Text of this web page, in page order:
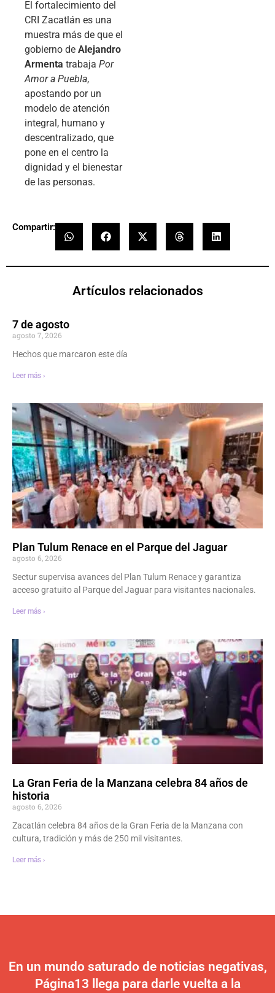
El fortalecimiento del
CRI Zacatlán es una
muestra más de que el
gobierno de Alejandro
Armenta trabaja Por
Amor a Puebla,
apostando por un
modelo de atención
integral, humano y
descentralizado, que
pone en el centro la
dignidad y el bienestar
de las personas.
Compartir:
Artículos relacionados
7 de agosto
agosto 7, 2026
Hechos que marcaron este día
Leer más ›
Plan Tulum Renace en el Parque del Jaguar
agosto 6, 2026
Sectur supervisa avances del Plan Tulum Renace y garantiza
acceso gratuito al Parque del Jaguar para visitantes nacionales.
Leer más ›
La Gran Feria de la Manzana celebra 84 años de
historia
agosto 6, 2026
Zacatlán celebra 84 años de la Gran Feria de la Manzana con
cultura, tradición y más de 250 mil visitantes.
Leer más ›
En un mundo saturado de noticias negativas,
Página13 llega para darle vuelta a la